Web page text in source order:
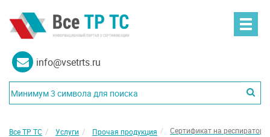
info@vsetrts.ru
Все ТР ТС Услуги Прочая продукция Сертификат на респиратор